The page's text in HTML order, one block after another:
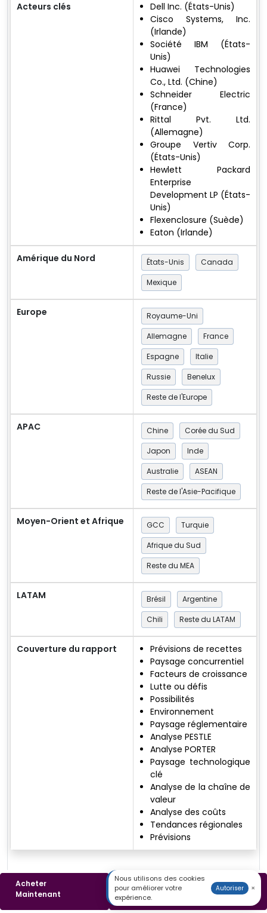
Acteurs clés
Dell Inc. (États-Unis)
Cisco Systems, Inc.
(Irlande)
Société IBM (États-
Unis)
Huawei Technologies
Co., Ltd. (Chine)
Schneider Electric
(France)
Rittal Pvt. Ltd.
(Allemagne)
Groupe Vertiv Corp.
(États-Unis)
Hewlett Packard
Enterprise
Development LP (États-
Unis)
Flexenclosure (Suède)
Eaton (Irlande)
Amérique du Nord États-Unis
Canada
Mexique
Europe
Royaume-Uni
Allemagne
France
Espagne
Italie
Russie
Benelux
Reste de l'Europe
APAC Chine
Corée du Sud
Japon
Inde
Australie
ASEAN
Reste de l'Asie-Pacifique
Moyen-Orient et Afrique GCC
Turquie
Afrique du Sud
Reste du MEA
LATAM Brésil
Argentine
Chili
Reste du LATAM
Couverture du rapport
Prévisions de recettes
Paysage concurrentiel
Facteurs de croissance
Lutte ou défis
Possibilités
Environnement
Paysage réglementaire
Analyse PESTLE
Analyse PORTER
Paysage technologique
clé
Analyse de la chaîne de
valeur
Analyse des coûts
Tendances régionales
Prévisions
Rashmee Shrestha
Analyste de recherche principal
Acheter
Maintenant
Télécharger un
Échantillon
Nous utilisons des cookies
pour améliorer votre
expérience.
Autoriser ×